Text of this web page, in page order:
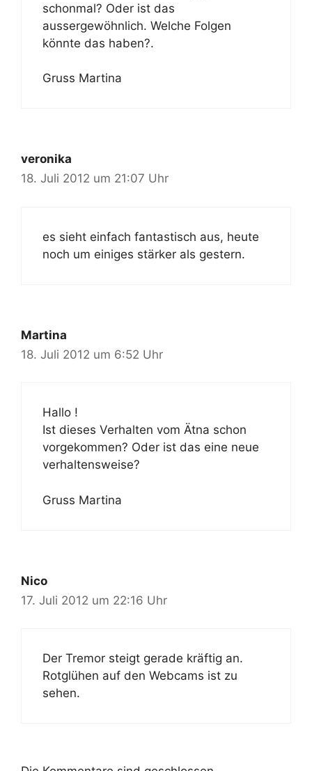
schonmal? Oder ist das
aussergewöhnlich. Welche Folgen
könnte das haben?.
Gruss Martina
veronika
18. Juli 2012 um 21:07 Uhr
es sieht einfach fantastisch aus, heute
noch um einiges stärker als gestern.
Martina
18. Juli 2012 um 6:52 Uhr
Hallo !
Ist dieses Verhalten vom Ätna schon
vorgekommen? Oder ist das eine neue
verhaltensweise?
Gruss Martina
Nico
17. Juli 2012 um 22:16 Uhr
Der Tremor steigt gerade kräftig an.
Rotglühen auf den Webcams ist zu
sehen.